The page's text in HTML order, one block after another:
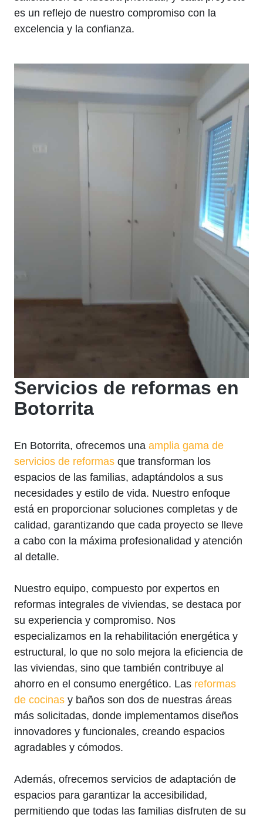
es un reflejo de nuestro compromiso con la
excelencia y la confianza.
Servicios de reformas en
Botorrita
En Botorrita, ofrecemos una amplia gama de
servicios de reformas que transforman los
espacios de las familias, adaptándolos a sus
necesidades y estilo de vida. Nuestro enfoque
está en proporcionar soluciones completas y de
calidad, garantizando que cada proyecto se lleve
a cabo con la máxima profesionalidad y atención
al detalle.
Nuestro equipo, compuesto por expertos en
reformas integrales de viviendas, se destaca por
su experiencia y compromiso. Nos
especializamos en la rehabilitación energética y
estructural, lo que no solo mejora la eficiencia de
las viviendas, sino que también contribuye al
ahorro en el consumo energético. Las reformas
de cocinas y baños son dos de nuestras áreas
más solicitadas, donde implementamos diseños
innovadores y funcionales, creando espacios
agradables y cómodos.
Además, ofrecemos servicios de adaptación de
espacios para garantizar la accesibilidad,
permitiendo que todas las familias disfruten de su